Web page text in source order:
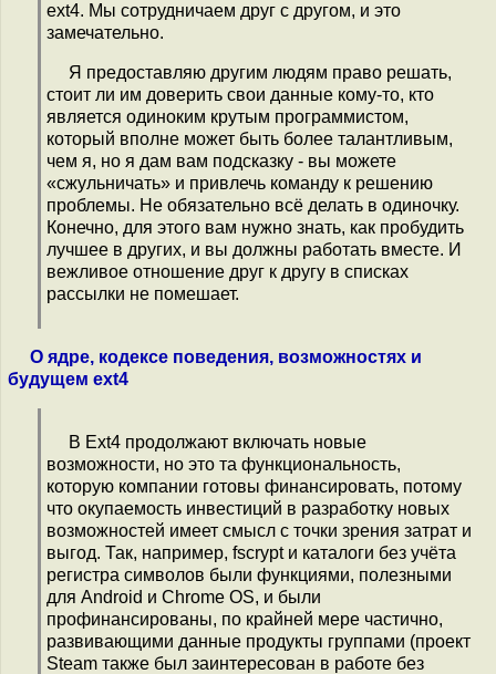
ext4. Мы сотрудничаем друг с другом, и это
замечательно.
Я предоставляю другим людям право решать,
стоит ли им доверить свои данные кому-то, кто
является одиноким крутым программистом,
который вполне может быть более талантливым,
чем я, но я дам вам подсказку - вы можете
«сжульничать» и привлечь команду к решению
проблемы. Не обязательно всё делать в одиночку.
Конечно, для этого вам нужно знать, как пробудить
лучшее в других, и вы должны работать вместе. И
вежливое отношение друг к другу в списках
рассылки не помешает.
О ядре, кодексе поведения, возможностях и
будущем ext4
В Ext4 продолжают включать новые
возможности, но это та функциональность,
которую компании готовы финансировать, потому
что окупаемость инвестиций в разработку новых
возможностей имеет смысл с точки зрения затрат и
выгод. Так, например, fscrypt и каталоги без учёта
регистра символов были функциями, полезными
для Android и Chrome OS, и были
профинансированы, по крайней мере частично,
развивающими данные продукты группами (проект
Steam также был заинтересован в работе без